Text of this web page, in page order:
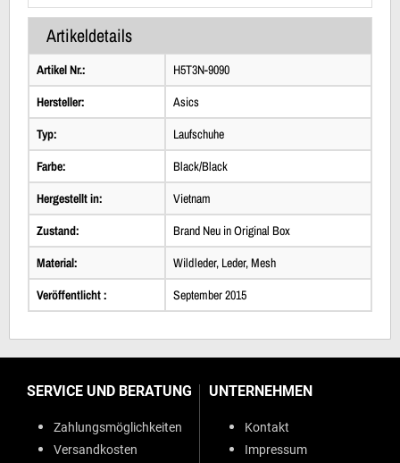
Artikeldetails
Artikel Nr.:
H5T3N-9090
Hersteller:
Asics
Typ:
Laufschuhe
Farbe:
Black/Black
Hergestellt in:
Vietnam
Zustand:
Brand Neu in Original Box
Material:
Wildleder, Leder, Mesh
Veröffentlicht :
September 2015
SERVICE UND BERATUNG
Zahlungsmöglichkeiten
Versandkosten
UNTERNEHMEN
Kontakt
Impressum